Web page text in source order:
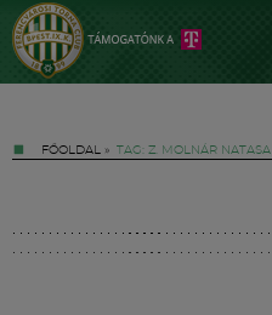
FŐOLDAL » TAG: Z. MOLNÁR NATASA